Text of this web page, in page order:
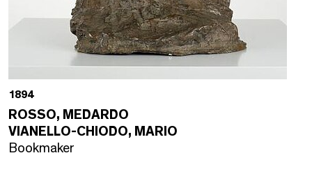
1894
ROSSO, MEDARDO
VIANELLO-CHIODO, MARIO
Bookmaker